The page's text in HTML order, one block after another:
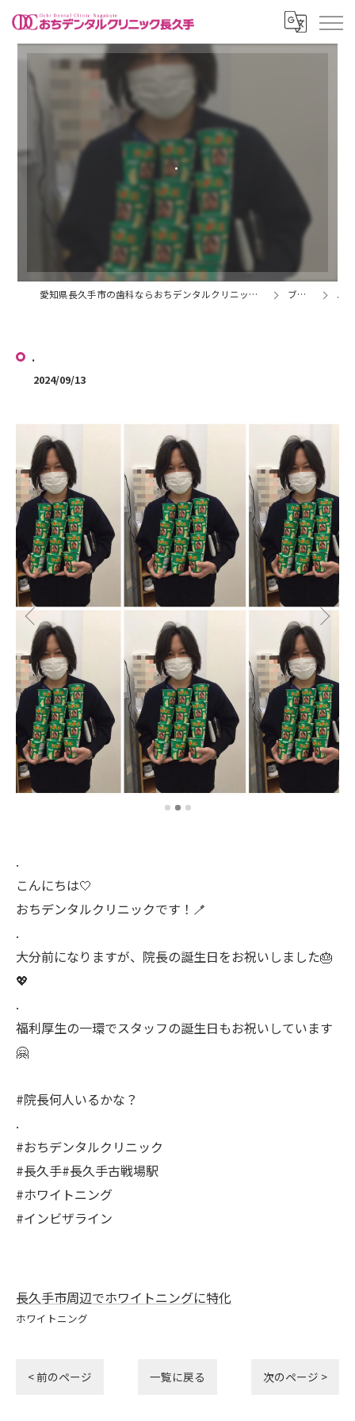
.
愛知県長久手市の歯科ならおちデンタルクリニック長久手 ブログ .
.
2024/09/13
.
こんにちは🤍
おちデンタルクリニックです！🪥
.
大分前になりますが、院長の誕生日をお祝いしました🎂
💖
.
福利厚生の一環でスタッフの誕生日もお祝いしています
🤗
#院長何人いるかな？
.
#おちデンタルクリニック
#長久手#長久手古戦場駅
#ホワイトニング
#インビザライン
長久手市周辺でホワイトニングに特化
ホワイトニング
< 前のページ 一覧に戻る 次のページ >